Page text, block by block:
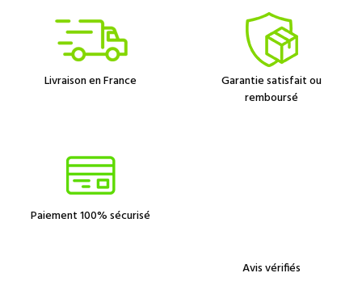
Très facile de mise en œuvre et très efficace
Christophe P.
le 22/04/2025
suite à une commande du 18/03/2025
Livraison en France
Garantie satisfait ou
remboursé
Paiement 100% sécurisé
Avis vérifiés